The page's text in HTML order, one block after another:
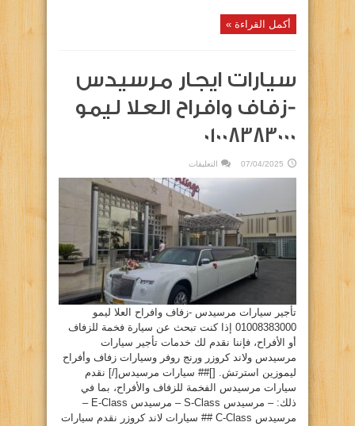
أكمل القراءة »
سيارات ايجار مرسيدس
-زفاف وافراح العلا ليمو
01008383000
07/04/2025 التعليقات
ايجار
مرسيدس
-زفاف
وافراح
العلا
ليمو
01008383000
تأجير سيارات مرسيدس -زفاف وافراح العلا ليمو
01008383000 إذا كنت تبحث عن سيارة فخمة للزفاف
أو الأفراح، فإننا نقدم لك خدمات تأجير سيارات
مرسيدس ولاند كروزر ورنج روفر وسيارات زفاف وأفراح
ليموزين استرتش. []## سيارات مرسيدس[/] نقدم
سيارات مرسيدس الفخمة للزفاف والأفراح، بما في
ذلك: – مرسيدس S-Class – مرسيدس E-Class –
مرسيدس C-Class ## سيارات لاند كروزر نقدم سيارات